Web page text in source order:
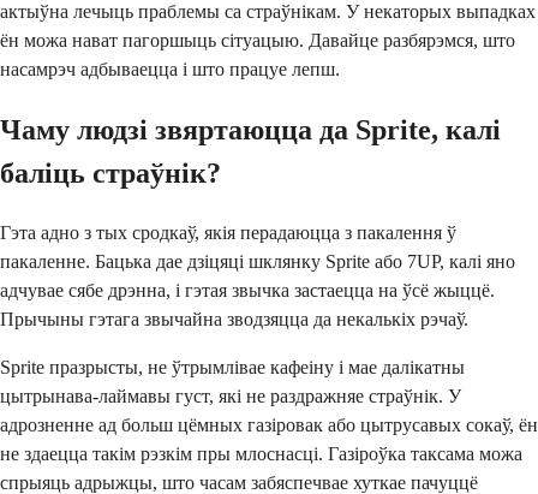
актыўна лечыць праблемы са страўнікам. У некаторых выпадках
ён можа нават пагоршыць сітуацыю. Давайце разбярэмся, што
насамрэч адбываецца і што працуе лепш.
Чаму людзі звяртаюцца да Sprite, калі
баліць страўнік?
Гэта адно з тых сродкаў, якія перадаюцца з пакалення ў
пакаленне. Бацька дае дзіцяці шклянку Sprite або 7UP, калі яно
адчувае сябе дрэнна, і гэтая звычка застаецца на ўсё жыццё.
Прычыны гэтага звычайна зводзяцца да некалькіх рэчаў.
Sprite празрысты, не ўтрымлівае кафеіну і мае далікатны
цытрынава-лаймавы густ, які не раздражняе страўнік. У
адрозненне ад больш цёмных газіровак або цытрусавых сокаў, ён
не здаецца такім рэзкім пры млоснасці. Газіроўка таксама можа
спрыяць адрыжцы, што часам забяспечвае хуткае пачуццё